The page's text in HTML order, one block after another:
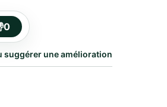
0
suggérer une amélioration